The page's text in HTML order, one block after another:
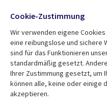
Mediathek
Library
Aktuelles
Folgen Sie uns
Social
Media
GERMANY
Cookie-Zustimmung
Wir verwenden eigene
eine reibungslose und sichere
sind für das Funktionieren
standardmäßig gesetzt.
Ihrer Zustimmung gesetzt, um
können alle, keine oder einige
akzeptieren.